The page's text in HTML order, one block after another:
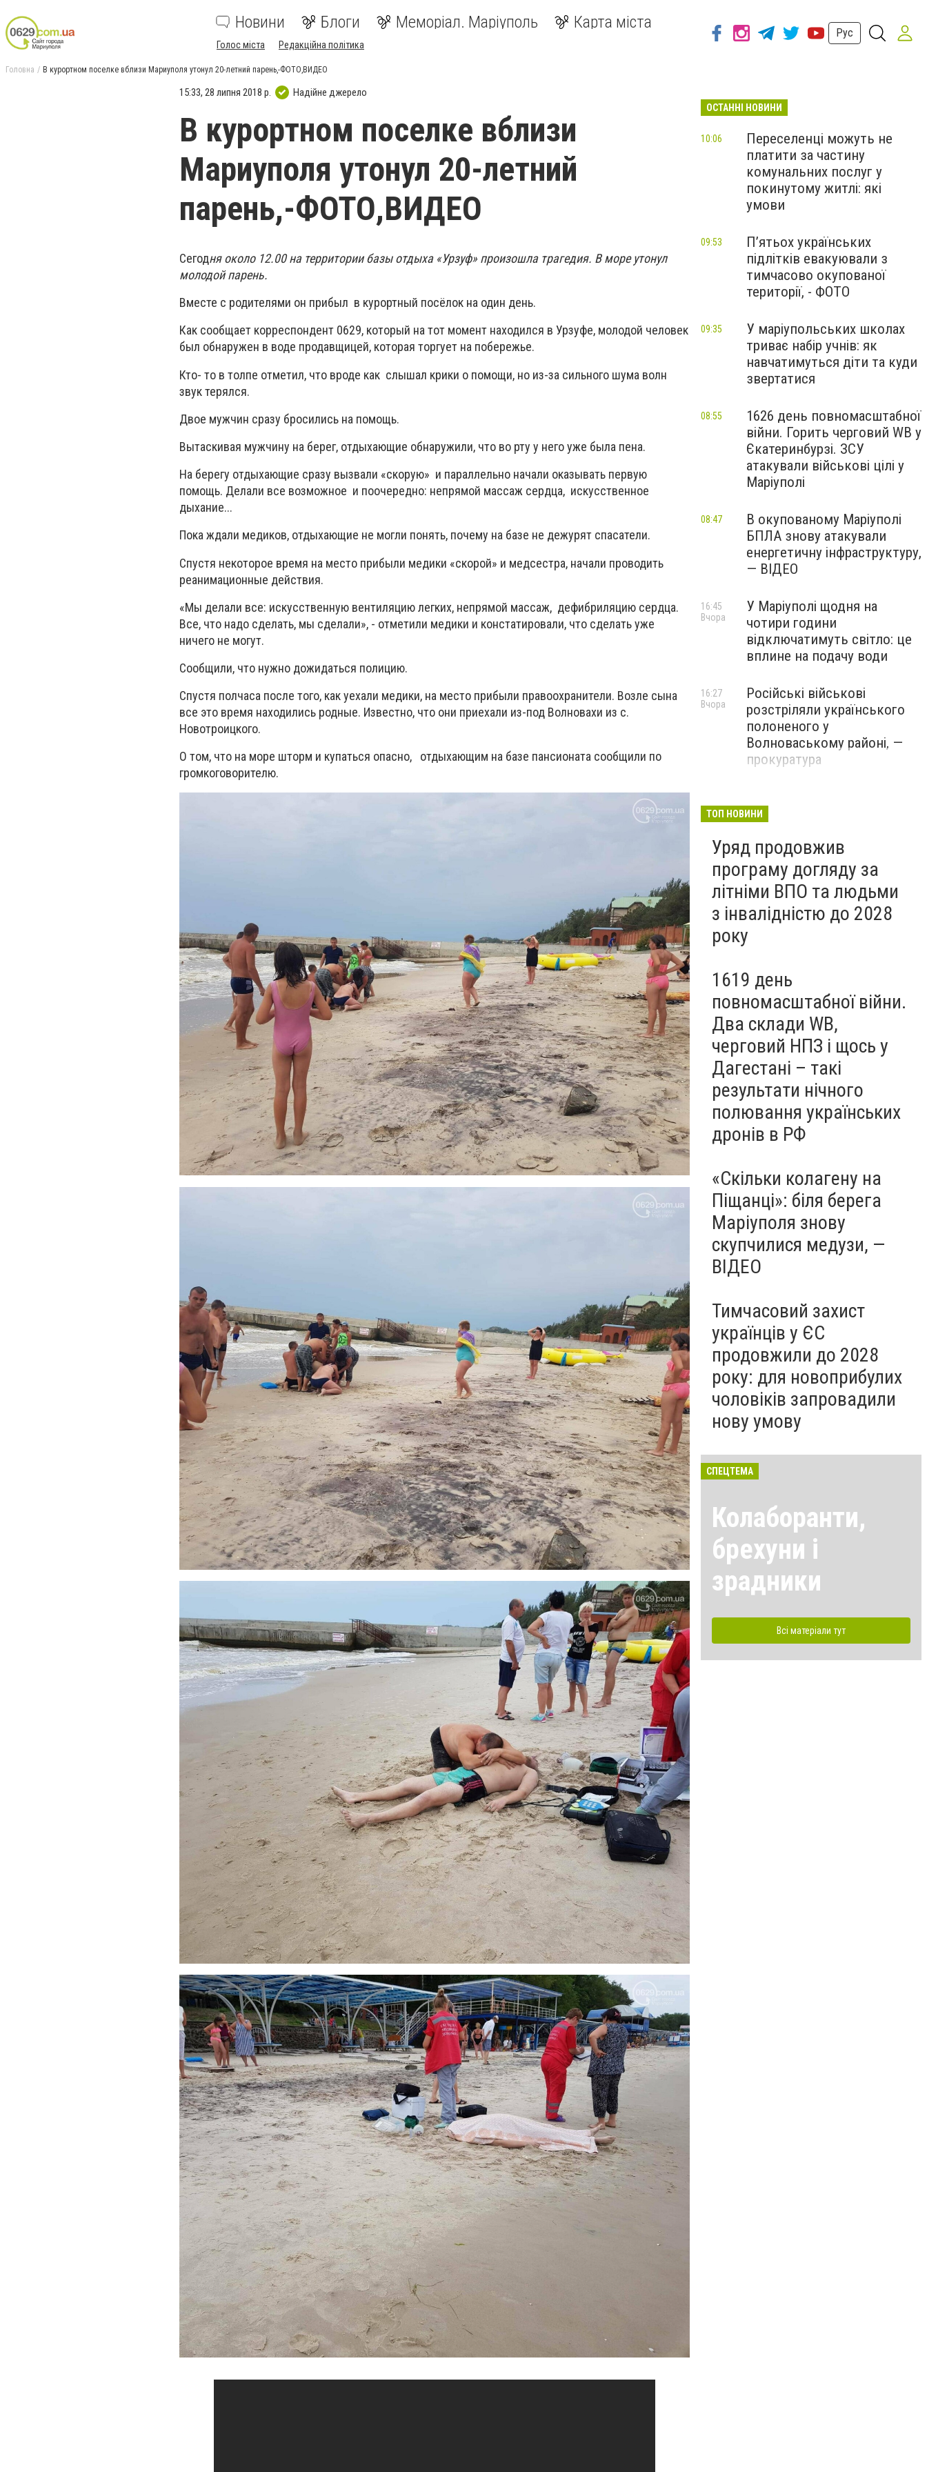
Новини Блоги Меморіал. Маріуполь Карта міста
Голос міста Редакційна політика
Рус
Головна В курортном поселке вблизи Мариуполя утонул 20-летний парень,-ФОТО,ВИДЕО
15:33, 28 липня 2018 р. Надійне джерело
В курортном поселке вблизи
Мариуполя утонул 20-летний
парень,-ФОТО,ВИДЕО
Сегодня около 12.00 на территории базы отдыха «Урзуф» произошла трагедия. В море утонул
молодой парень.
Вместе с родителями он прибыл в курортный посёлок на один день.
Как сообщает корреспондент 0629, который на тот момент находился в Урзуфе, молодой человек
был обнаружен в воде продавщицей, которая торгует на побережье.
Кто- то в толпе отметил, что вроде как слышал крики о помощи, но из-за сильного шума волн
звук терялся.
Двое мужчин сразу бросились на помощь.
Вытаскивая мужчину на берег, отдыхающие обнаружили, что во рту у него уже была пена.
На берегу отдыхающие сразу вызвали «скорую» и параллельно начали оказывать первую
помощь. Делали все возможное и поочередно: непрямой массаж сердца, искусственное
дыхание...
Пока ждали медиков, отдыхающие не могли понять, почему на базе не дежурят спасатели.
Спустя некоторое время на место прибыли медики «скорой» и медсестра, начали проводить
реанимационные действия.
«Мы делали все: искусственную вентиляцию легких, непрямой массаж, дефибриляцию сердца.
Все, что надо сделать, мы сделали», - отметили медики и констатировали, что сделать уже
ничего не могут.
Сообщили, что нужно дожидаться полицию.
Спустя полчаса после того, как уехали медики, на место прибыли правоохранители. Возле сына
все это время находились родные. Известно, что они приехали из-под Волновахи из с.
Новотроицкого.
О том, что на море шторм и купаться опасно, отдыхающим на базе пансионата сообщили по
громкоговорителю.
ОСТАННІ НОВИНИ
Переселенці можуть не
платити за частину
комунальних послуг у
покинутому житлі: які
умови
10:06
П’ятьох українських
підлітків евакуювали з
тимчасово окупованої
території, - ФОТО
09:53
У маріупольських школах
триває набір учнів: як
навчатимуться діти та куди
звертатися
09:35
1626 день повномасштабної
війни. Горить черговий WB у
Єкатеринбурзі. ЗСУ
атакували військові цілі у
Маріуполі
08:55
В окупованому Маріуполі
БПЛА знову атакували
енергетичну інфраструктуру,
— ВІДЕО
08:47
У Маріуполі щодня на
чотири години
відключатимуть світло: це
вплине на подачу води
16:45
Вчора
Російські військові
розстріляли українського
полоненого у
Волноваському районі, —
прокуратура
16:27
Вчора
адміністрація оскаржує
судами право власності на
житло
Вчора
ТОП НОВИНИ
Уряд продовжив
програму догляду за
літніми ВПО та людьми
з інвалідністю до 2028
року
1619 день
повномасштабної війни.
Два склади WB,
черговий НПЗ і щось у
Дагестані – такі
результати нічного
полювання українських
дронів в РФ
«Скільки колагену на
Піщанці»: біля берега
Маріуполя знову
скупчилися медузи, —
ВІДЕО
Тимчасовий захист
українців у ЄС
продовжили до 2028
року: для новоприбулих
чоловіків запровадили
нову умову
СПЕЦТЕМА
Колаборанти,
брехуни і
зрадники
Всі матеріали тут